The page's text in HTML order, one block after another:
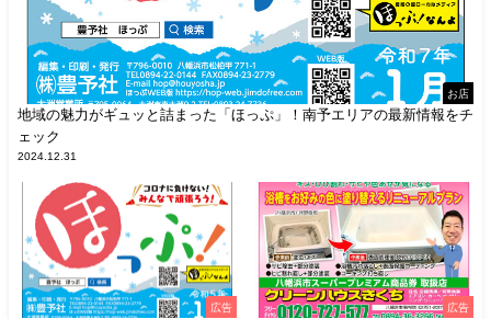
お店
地域の魅力がギュッと詰まった「ほっぷ」！南予エリアの最新情報をチ
ェック
2024.12.31
広告 広告